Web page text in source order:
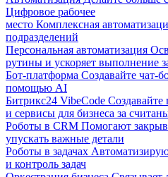
Цифровое рабочее
место Комплексная
подразделений
Персональная автоматизация
рутины и ускоряет выполнение
Бот-платформа Создавайте чат-
помощью AI
Битрикс24 VibeCode
и сервисы для бизнеса за
Роботы в CRM Помогают
упускать важные детали
Роботы в задачах
и контроль задач